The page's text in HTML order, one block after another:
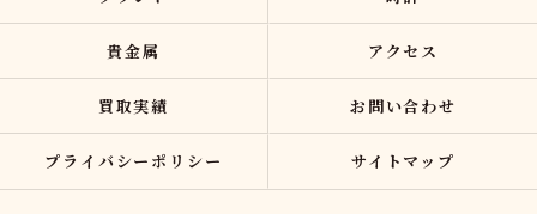
貴金属 アクセス
買取実績 お問い合わせ
プライバシーポリシー サイトマップ